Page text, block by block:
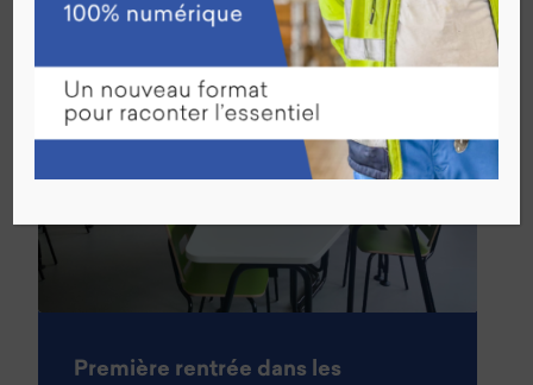
Première rentrée dans les